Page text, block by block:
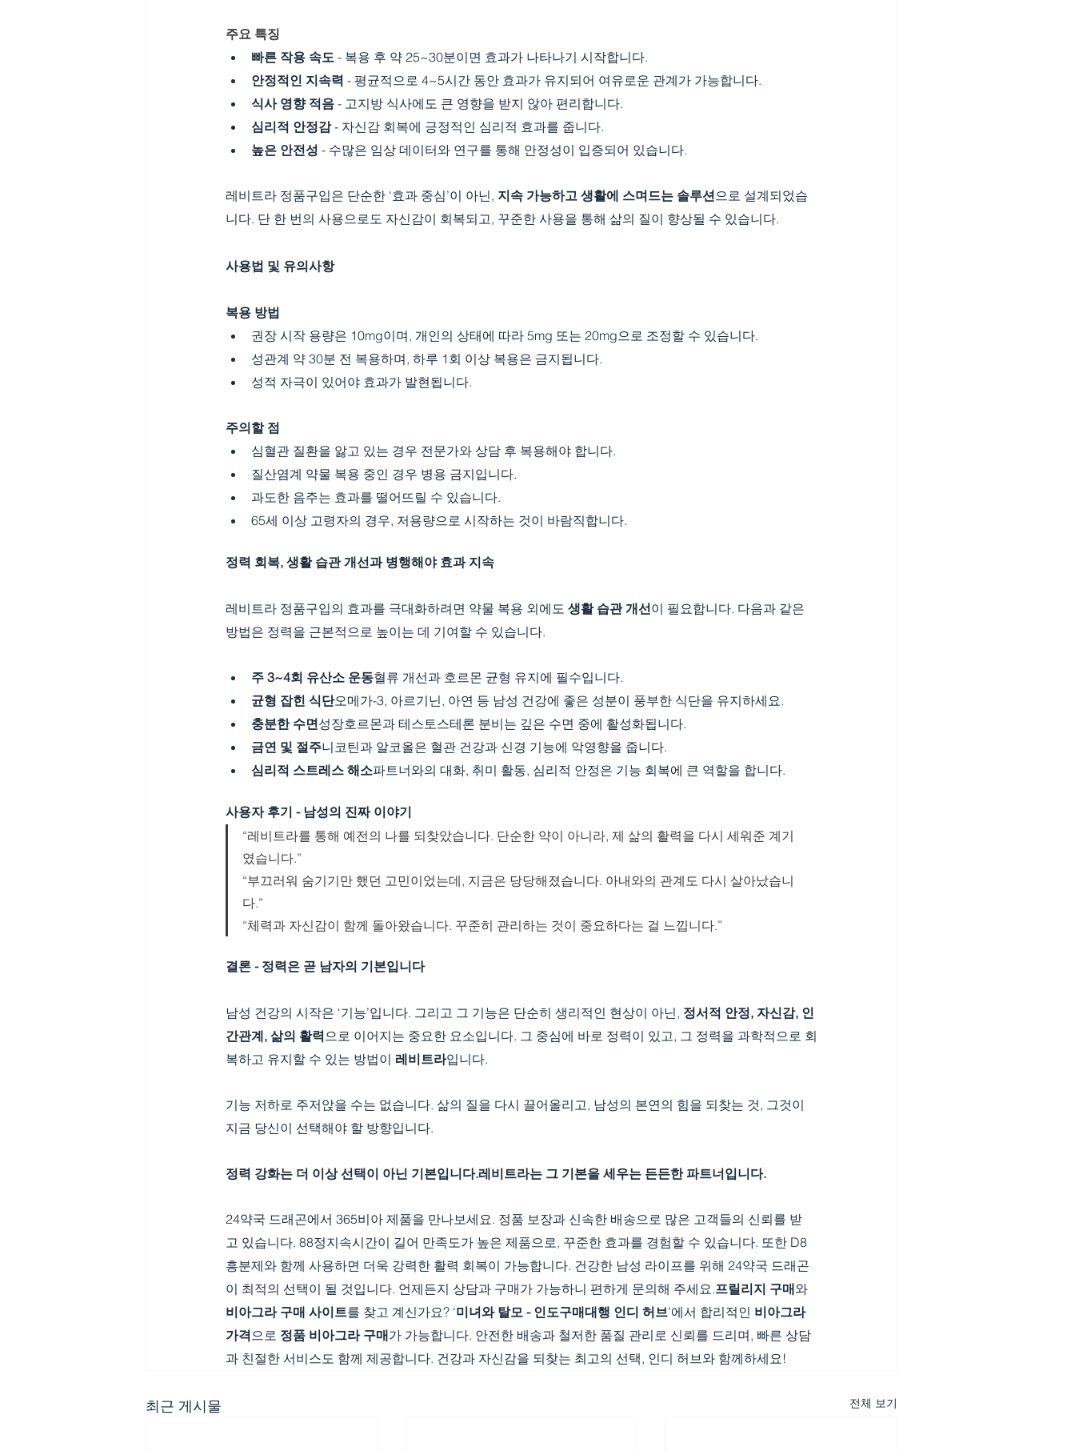
주요 특징
빠른 작용 속도 - 복용 후 약 25~30분이면 효과가 나타나기 시작합니다.
안정적인 지속력 - 평균적으로 4~5시간 동안 효과가 유지되어 여유로운 관계가 가능합니다.
식사 영향 적음 - 고지방 식사에도 큰 영향을 받지 않아 편리합니다.
심리적 안정감 - 자신감 회복에 긍정적인 심리적 효과를 줍니다.
높은 안전성 - 수많은 임상 데이터와 연구를 통해 안정성이 입증되어 있습니다.
레비트라 정품구입은 단순한 ‘효과 중심’이 아닌, 지속 가능하고 생활에 스며드는 솔루션으로 설계되었습
니다. 단 한 번의 사용으로도 자신감이 회복되고, 꾸준한 사용을 통해 삶의 질이 향상될 수 있습니다.
사용법 및 유의사항
복용 방법
권장 시작 용량은 10mg이며, 개인의 상태에 따라 5mg 또는 20mg으로 조정할 수 있습니다.
성관계 약 30분 전 복용하며, 하루 1회 이상 복용은 금지됩니다.
성적 자극이 있어야 효과가 발현됩니다.
주의할 점
심혈관 질환을 앓고 있는 경우 전문가와 상담 후 복용해야 합니다.
질산염계 약물 복용 중인 경우 병용 금지입니다.
과도한 음주는 효과를 떨어뜨릴 수 있습니다.
65세 이상 고령자의 경우, 저용량으로 시작하는 것이 바람직합니다.
정력 회복, 생활 습관 개선과 병행해야 효과 지속
레비트라 정품구입의 효과를 극대화하려면 약물 복용 외에도 생활 습관 개선이 필요합니다. 다음과 같은
방법은 정력을 근본적으로 높이는 데 기여할 수 있습니다.
주 3~4회 유산소 운동혈류 개선과 호르몬 균형 유지에 필수입니다.
균형 잡힌 식단오메가-3, 아르기닌, 아연 등 남성 건강에 좋은 성분이 풍부한 식단을 유지하세요.
충분한 수면성장호르몬과 테스토스테론 분비는 깊은 수면 중에 활성화됩니다.
금연 및 절주니코틴과 알코올은 혈관 건강과 신경 기능에 악영향을 줍니다.
심리적 스트레스 해소파트너와의 대화, 취미 활동, 심리적 안정은 기능 회복에 큰 역할을 합니다.
사용자 후기 - 남성의 진짜 이야기
“레비트라를 통해 예전의 나를 되찾았습니다. 단순한 약이 아니라, 제 삶의 활력을 다시 세워준 계기
였습니다.”
“부끄러워 숨기기만 했던 고민이었는데, 지금은 당당해졌습니다. 아내와의 관계도 다시 살아났습니
다.”
“체력과 자신감이 함께 돌아왔습니다. 꾸준히 관리하는 것이 중요하다는 걸 느낍니다.”
결론 - 정력은 곧 남자의 기본입니다
남성 건강의 시작은 ‘기능’입니다. 그리고 그 기능은 단순히 생리적인 현상이 아닌, 정서적 안정, 자신감, 인
간관계, 삶의 활력으로 이어지는 중요한 요소입니다. 그 중심에 바로 정력이 있고, 그 정력을 과학적으로 회
복하고 유지할 수 있는 방법이 레비트라입니다.
기능 저하로 주저앉을 수는 없습니다. 삶의 질을 다시 끌어올리고, 남성의 본연의 힘을 되찾는 것, 그것이
지금 당신이 선택해야 할 방향입니다.
정력 강화는 더 이상 선택이 아닌 기본입니다.레비트라는 그 기본을 세우는 든든한 파트너입니다.
24약국 드래곤에서 365비아 제품을 만나보세요. 정품 보장과 신속한 배송으로 많은 고객들의 신뢰를 받
고 있습니다. 88정지속시간이 길어 만족도가 높은 제품으로, 꾸준한 효과를 경험할 수 있습니다. 또한 D8
흥분제와 함께 사용하면 더욱 강력한 활력 회복이 가능합니다. 건강한 남성 라이프를 위해 24약국 드래곤
이 최적의 선택이 될 것입니다. 언제든지 상담과 구매가 가능하니 편하게 문의해 주세요.프릴리지 구매와
비아그라 구매 사이트를 찾고 계신가요? ‘미녀와 탈모 - 인도구매대행 인디 허브’에서 합리적인 비아그라
가격으로 정품 비아그라 구매가 가능합니다. 안전한 배송과 철저한 품질 관리로 신뢰를 드리며, 빠른 상담
과 친절한 서비스도 함께 제공합니다. 건강과 자신감을 되찾는 최고의 선택, 인디 허브와 함께하세요!
최근 게시물 전체 보기